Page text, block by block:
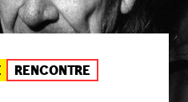
RENCONTRE